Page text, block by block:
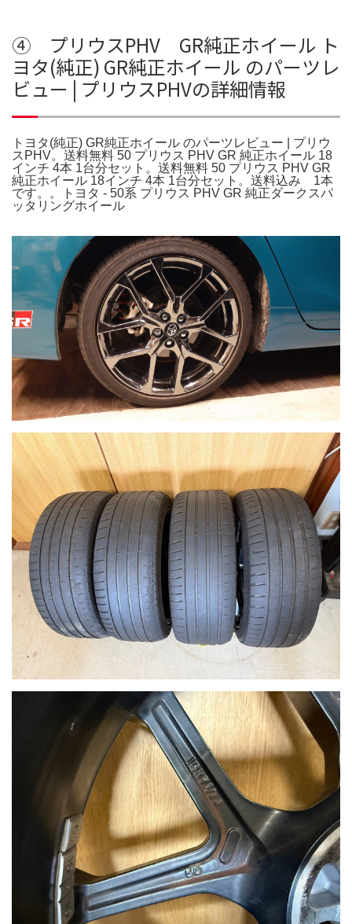
④ プリウスPHV GR純正ホイール ト
ヨタ(純正) GR純正ホイール のパーツレ
ビュー | プリウスPHVの詳細情報
トヨタ(純正) GR純正ホイール のパーツレビュー | プリウ
スPHV。送料無料 50 プリウス PHV GR 純正ホイール 18
インチ 4本 1台分セット。送料無料 50 プリウス PHV GR
純正ホイール 18インチ 4本 1台分セット。送料込み 1本
です。。トヨタ - 50系 プリウス PHV GR 純正ダークスパ
ッタリングホイール